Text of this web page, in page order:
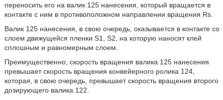
переносить его на валик 125 нанесения, который вращается в
контакте с ним в противоположном направлении вращения Rs.
Валик 125 нанесения, в свою очередь, оказывается в контакте со
слоем движущейся пленки S1, S2, на которую наносят клей
сплошным и равномерным слоем.
Преимущественно, скорость вращения валика 125 нанесения
превышает скорость вращения конвейерного ролика 124,
которая, в свою очередь, превышает скорость вращения второго
дозирующего валика 122.